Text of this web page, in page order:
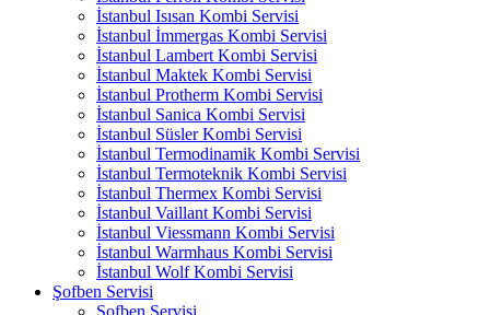
İstanbul Isısan Kombi Servisi
İstanbul İmmergas Kombi Servisi
İstanbul Lambert Kombi Servisi
İstanbul Maktek Kombi Servisi
İstanbul Protherm Kombi Servisi
İstanbul Sanica Kombi Servisi
İstanbul Süsler Kombi Servisi
İstanbul Termodinamik Kombi Servisi
İstanbul Termoteknik Kombi Servisi
İstanbul Thermex Kombi Servisi
İstanbul Vaillant Kombi Servisi
İstanbul Viessmann Kombi Servisi
İstanbul Warmhaus Kombi Servisi
İstanbul Wolf Kombi Servisi
Şofben Servisi
Şofben Servisi